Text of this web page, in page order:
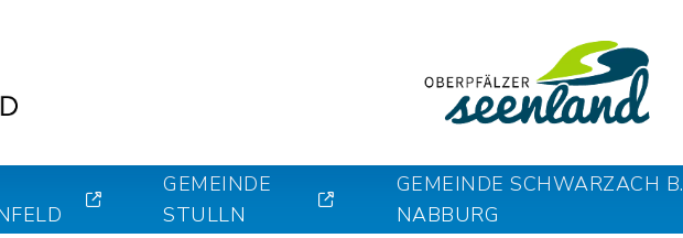
GEMEINDE
STULLN
GEMEINDE SCHWARZACH B.
NABBURG